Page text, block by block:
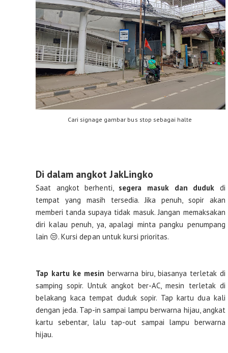
Cari signage gambar bus stop sebagai halte
Di dalam angkot JakLingko
Saat angkot berhenti, segera masuk dan duduk di
tempat yang masih tersedia. Jika penuh, sopir akan
memberi tanda supaya tidak masuk. Jangan memaksakan
diri kalau penuh, ya, apalagi minta pangku penumpang
lain 😒. Kursi depan untuk kursi prioritas.
Tap kartu ke mesin berwarna biru, biasanya terletak di
samping sopir. Untuk angkot ber-AC, mesin terletak di
belakang kaca tempat duduk sopir. Tap kartu dua kali
dengan jeda. Tap-in sampai lampu berwarna hijau, angkat
kartu sebentar, lalu tap-out sampai lampu berwarna
hijau.